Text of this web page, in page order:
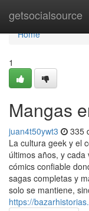
getsocialsource
Home
Home
1
Mangas
juan4t50ywt3 335
La cultura geek y el
últimos años, y
cómics confiable
sagas completas y
solo se mantiene,
https://